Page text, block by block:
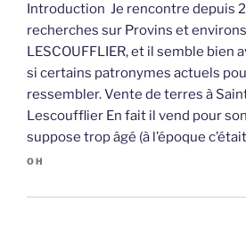
Introduction Je rencontre depuis
recherches sur Provins et
LESCOUFFLIER, et il semble bien
si certains patronymes actuels
ressembler. Vente de terres à
Lescoufflier En fait il vend pour
suppose trop âgé (à l’époque
OH